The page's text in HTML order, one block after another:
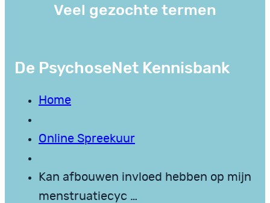
Veel gezochte termen
De PsychoseNet Kennisbank
Home
Online Spreekuur
Kan afbouwen invloed hebben op mijn
menstruatiecyc …